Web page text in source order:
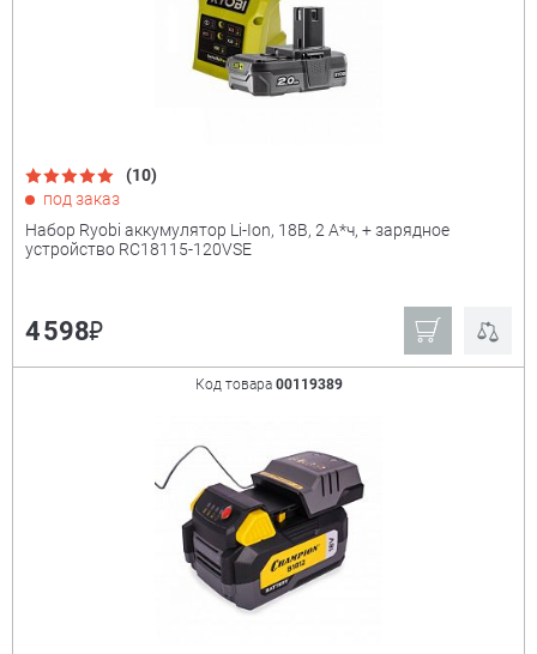
(10)
под заказ
Набор Ryobi аккумулятор Li-Ion, 18В, 2 А*ч, + зарядное
устройство RC18115-120VSE
4 598₽
Код товара 00119389